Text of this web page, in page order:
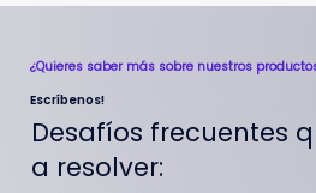
¿Quieres saber más sobre nuestros
Escríbenos!
Desafíos frecuentes
a resolver: